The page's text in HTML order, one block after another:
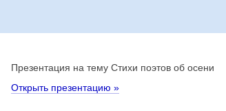
Презентация на тему Стихи поэтов об осени
Открыть презентацию »